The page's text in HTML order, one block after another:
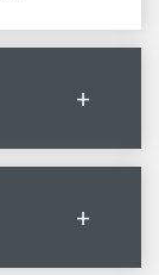
+
+